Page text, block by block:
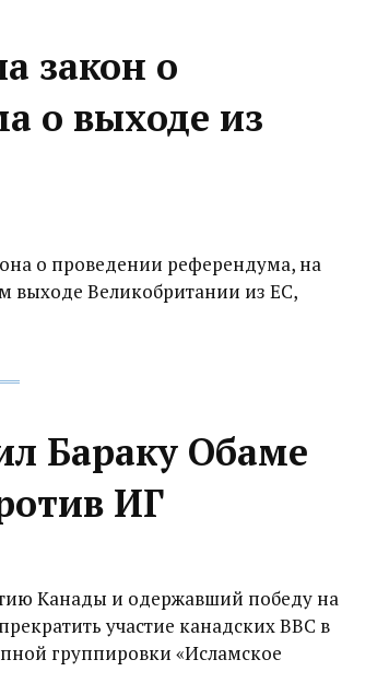
закон о
о выходе из
о проведении референдума, на
выходе Великобритании из ЕС,
Бараку Обаме
ИГ
Канады и одержавший победу на
участие канадских ВВС в
группировки «Исламское